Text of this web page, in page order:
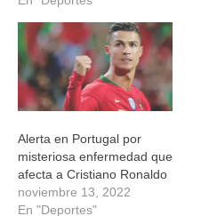
Alerta en Portugal por
misteriosa enfermedad que
afecta a Cristiano Ronaldo
noviembre 13, 2022
En "Deportes"